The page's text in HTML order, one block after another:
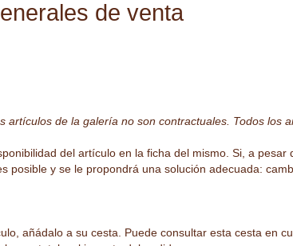
de venta
artículos de la galería no son contractuales. Todos los
del artículo en la ficha del mismo. Si, a
posible y se le propondrá una solución adecuada:
añádalo a su cesta. Puede consultar esta cesta en